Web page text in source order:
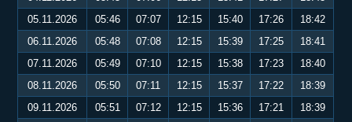
05.11.2026
05:46 07:07 12:15 15:40 17:26
18:42
06.11.2026
05:48 07:08 12:15 15:39 17:25
18:41
07.11.2026
05:49 07:10 12:15 15:38 17:23
18:40
08.11.2026
05:50 07:11 12:15 15:37 17:22
18:39
09.11.2026
05:51 07:12 12:15 15:36 17:21
18:39